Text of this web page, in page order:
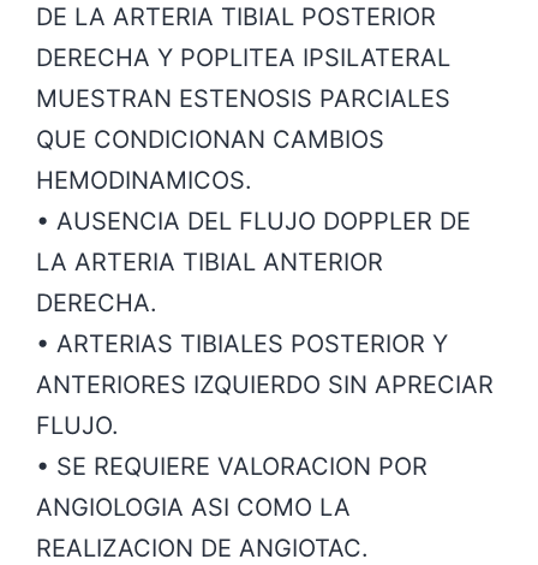
DE LA ARTERIA TIBIAL POSTERIOR
DERECHA Y POPLITEA IPSILATERAL
MUESTRAN ESTENOSIS PARCIALES
QUE CONDICIONAN CAMBIOS
HEMODINAMICOS.
• AUSENCIA DEL FLUJO DOPPLER DE
LA ARTERIA TIBIAL ANTERIOR
DERECHA.
• ARTERIAS TIBIALES POSTERIOR Y
ANTERIORES IZQUIERDO SIN APRECIAR
FLUJO.
• SE REQUIERE VALORACION POR
ANGIOLOGIA ASI COMO LA
REALIZACION DE ANGIOTAC.